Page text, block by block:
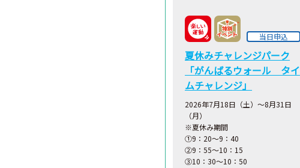
当日申込
夏休みチャレンジパーク
「がんばるウォール タイ
ムチャレンジ」
2026年7月18日（土）～8月31日
（月）
※夏休み期間
①9：20～9：40
②9：55～10：15
③10：30～10：50